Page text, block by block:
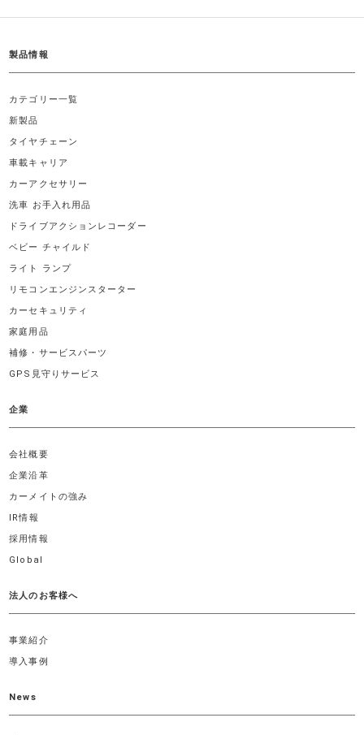
製品情報
カテゴリー一覧
新製品
タイヤチェーン
車載キャリア
カーアクセサリー
洗車 お手入れ用品
ドライブアクションレコーダー
ベビー チャイルド
ライト ランプ
リモコンエンジンスターター
カーセキュリティ
家庭用品
補修・サービスパーツ
GPS見守りサービス
企業
会社概要
企業沿革
カーメイトの強み
IR情報
採用情報
Global
法人のお客様へ
事業紹介
導入事例
News